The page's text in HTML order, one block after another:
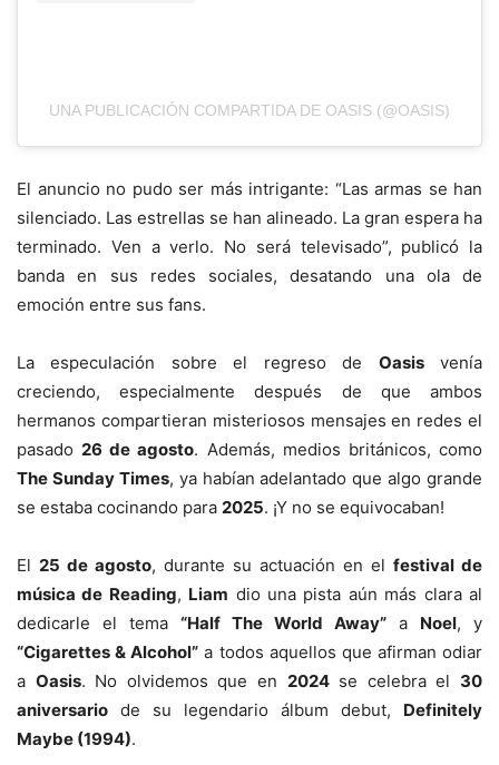
UNA PUBLICACIÓN COMPARTIDA DE OASIS (@OASIS)
El anuncio no pudo ser más intrigante: “Las armas se han
silenciado. Las estrellas se han alineado. La gran espera ha
terminado. Ven a verlo. No será televisado”, publicó la
banda en sus redes sociales, desatando una ola de
emoción entre sus fans.
La especulación sobre el regreso de Oasisvenía
creciendo, especialmente después de que ambos
hermanos compartieran misteriosos mensajes en redes el
pasado26 de agosto. Además, medios británicos, como
The Sunday Times, ya habían adelantado que algo grande
se estaba cocinando para 2025. ¡Y no se equivocaban!
El 25 de agosto, durante su actuación en el festival de
música de Reading, Liam dio una pista aún más clara al
dedicarle el tema “Half The World Away” a Noel, y
“Cigarettes & Alcohol” a todos aquellos que afirman odiar
a Oasis. No olvidemos que en 2024se celebra el 30
aniversario de su legendario álbum debut, Definitely
Maybe (1994).